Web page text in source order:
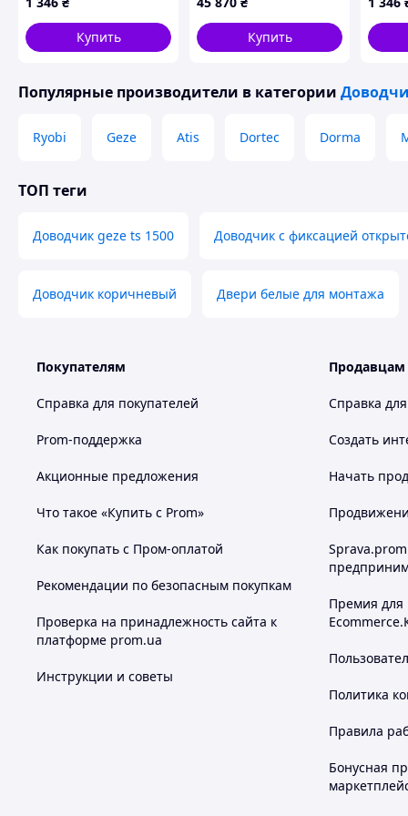
Легкость в установке и настройке
Надежность в любых климатических условиях
💡Не упустите возможность сделать ваши двери
Доводчик GEZE TS 1500
и наслаждайтесь качеством и
Похожие товары по характеристикам
Купить
Купить
Популярные производители в категории
Ryobi Geze Atis Dortec Dorma
ТОП теги
Доводчик geze ts 1500 Доводчик с фиксацией
Доводчик коричневый Двери белые для монтажа
Покупателям
Справка для покупателей
Prom-поддержка
Акционные предложения
Что такое «Купить с Prom»
Как покупать с Пром-оплатой
Рекомендации по безопасным покупкам
Проверка на принадлежность сайта к
платформе prom.ua
Инструкции и советы
Продавцам
Справка
Создать
Начать
Премия для
Политика
Правила
Бонусная